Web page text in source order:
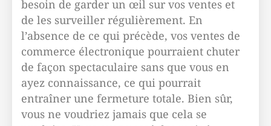
besoin de garder un œil sur vos ventes et
de les surveiller régulièrement. En
l’absence de ce qui précède, vos ventes de
commerce électronique pourraient chuter
de façon spectaculaire sans que vous en
ayez connaissance, ce qui pourrait
entraîner une fermeture totale. Bien sûr,
vous ne voudriez jamais que cela se